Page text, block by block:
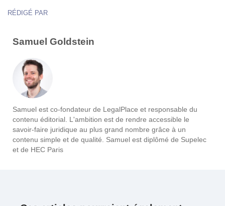
RÉDIGÉ PAR
Samuel Goldstein
Samuel est co-fondateur de LegalPlace et responsable du
contenu éditorial. L'ambition est de rendre accessible le
savoir-faire juridique au plus grand nombre grâce à un
contenu simple et de qualité. Samuel est diplômé de Supelec
et de HEC Paris